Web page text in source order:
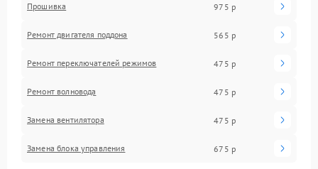
Прошивка 975 р
Ремонт двигателя поддона 565 р
Ремонт переключателей режимов 475 р
Ремонт волновода 475 р
Замена вентилятора 475 р
Замена блока управления 675 р